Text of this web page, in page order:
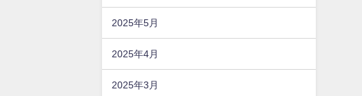
2025年5月
2025年4月
2025年3月